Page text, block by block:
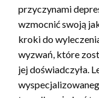
przyczynami
wzmocnić swoją
kroki do
wyzwań, które
jej doświadczyła.